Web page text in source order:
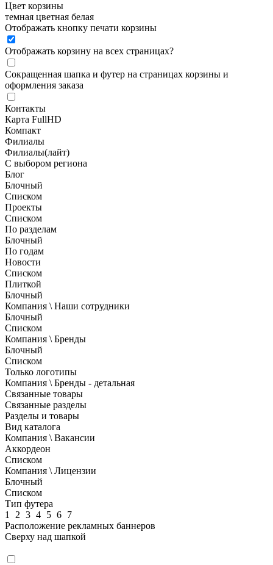
Цвет корзины
темная цветная белая
Отображать кнопку печати корзины
Отображать корзину на всех страницах?
Сокращенная шапка и футер на страницах корзины и
оформления заказа
Контакты
Карта FullHD
Компакт
Филиалы
Филиалы(лайт)
С выбором региона
Блог
Блочный
Списком
Проекты
Списком
По разделам
Блочный
По годам
Новости
Списком
Плиткой
Блочный
Компания \ Наши сотрудники
Блочный
Списком
Компания \ Бренды
Блочный
Списком
Только логотипы
Компания \ Бренды - детальная
Связанные товары
Связанные разделы
Разделы и товары
Вид каталога
Компания \ Вакансии
Аккордеон
Списком
Компания \ Лицензии
Блочный
Списком
Тип футера
1
2 3 4 5 6 7
Расположение рекламных баннеров
Сверху над шапкой